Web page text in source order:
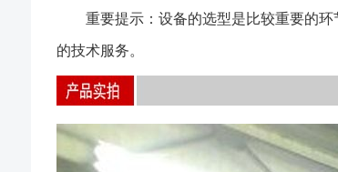
重要提示：设备的选型是比较重要的环
的技术服务。